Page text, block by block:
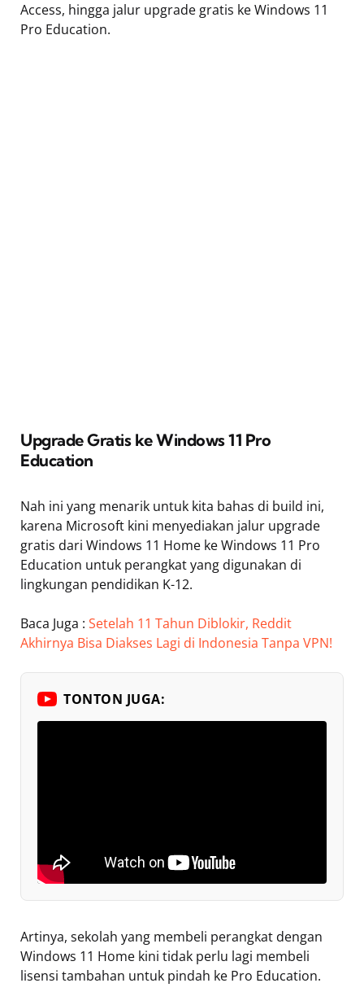
Access, hingga jalur upgrade gratis ke Windows 11
Pro Education.
Upgrade Gratis ke Windows 11 Pro
Education
Nah ini yang menarik untuk kita bahas di build ini,
karena Microsoft kini menyediakan jalur upgrade
gratis dari Windows 11 Home ke Windows 11 Pro
Education untuk perangkat yang digunakan di
lingkungan pendidikan K-12.
Baca Juga : Setelah 11 Tahun Diblokir, Reddit
Akhirnya Bisa Diakses Lagi di Indonesia Tanpa VPN!
TONTON JUGA:
Artinya, sekolah yang membeli perangkat dengan
Windows 11 Home kini tidak perlu lagi membeli
lisensi tambahan untuk pindah ke Pro Education.